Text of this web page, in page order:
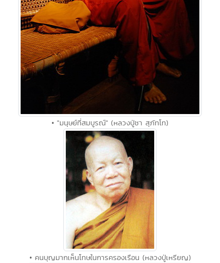
• "มนุษย์ที่สมบูรณ์" (หลวงปู่ชา สุภัทโท)
• คนบุญมากเห็นโทษในการครองเรือน (หลวงปู่เหรียญ)